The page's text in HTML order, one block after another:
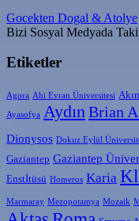
Gocekten Dogal & Atolye
Bizi Sosyal Medyada
Etiketler
Agora Ahi Evran Üniversitesi
Ayasofya AydınBrian
Dionysos Dokuz Eylül
Gaziantep Gaziantep
Enstİtüsü Homeros Karia
Marmaray Mezopotamya Mozaik